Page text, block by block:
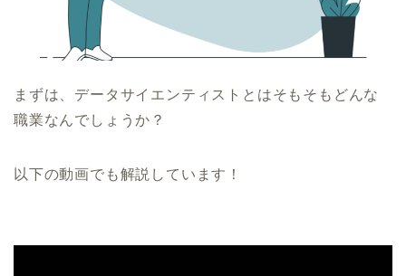
まずは、データサイエンティストとはそもそもどんな
職業なんでしょうか？
以下の動画でも解説しています！